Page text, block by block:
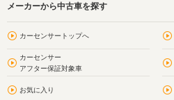
メーカーから中古車を探す
カーセンサートップへ
カーセンサー
アフター保証対象車
お気に入り